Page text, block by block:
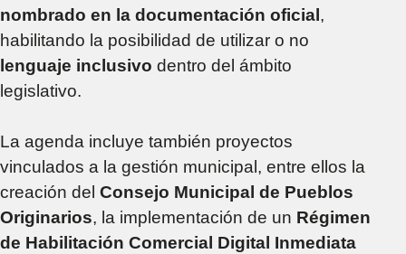
nombrado en la documentación oficial ,
habilitando la posibilidad de utilizar o no
lenguaje inclusivo dentro del ámbito
legislativo.
La agenda incluye también proyectos
vinculados a la gestión municipal, entre ellos la
creación del Consejo Municipal de Pueblos
Originarios, la implementación de un Régimen
de Habilitación Comercial Digital Inmediata